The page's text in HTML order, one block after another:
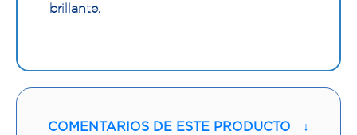
brillante.
COMENTARIOS DE ESTE PRODUCTO ↓